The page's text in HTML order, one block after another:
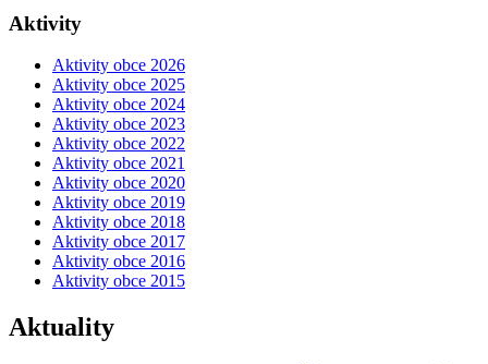
Aktivity
Aktivity obce 2026
Aktivity obce 2025
Aktivity obce 2024
Aktivity obce 2023
Aktivity obce 2022
Aktivity obce 2021
Aktivity obce 2020
Aktivity obce 2019
Aktivity obce 2018
Aktivity obce 2017
Aktivity obce 2016
Aktivity obce 2015
Aktuality